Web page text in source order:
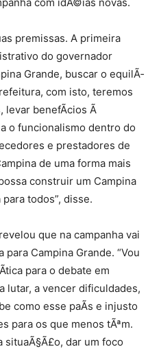
premissas. A primeira
do governador
Grande, buscar o equilÃ­
com isto, teremos
levar benefÃ­cios Ã
o funcionalismo dentro do
e prestadores de
de uma forma mais
construir um Campina
todos”, disse.
que na campanha vai
Campina Grande. “Vou
para o debate em
lutar, a vencer dificuldades,
como esse paÃ­s e injusto
para os que menos tÃªm.
situaÃ§Ã£o, dar um foco